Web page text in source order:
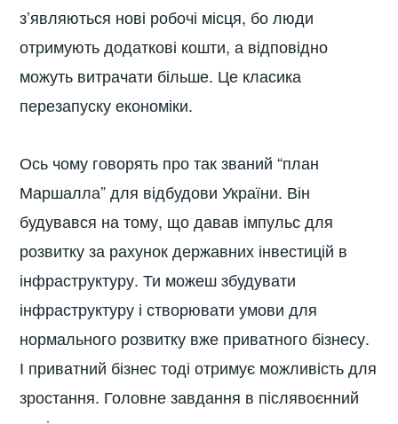
з’являються нові робочі місця, бо люди
отримують додаткові кошти, а відповідно
можуть витрачати більше. Це класика
перезапуску економіки.
Ось чому говорять про так званий “план
Маршалла” для відбудови України. Він
будувався на тому, що давав імпульс для
розвитку за рахунок державних інвестицій в
інфраструктуру. Ти можеш збудувати
інфраструктуру і створювати умови для
нормального розвитку вже приватного бізнесу.
І приватний бізнес тоді отримує можливість для
зростання. Головне завдання в післявоєнний